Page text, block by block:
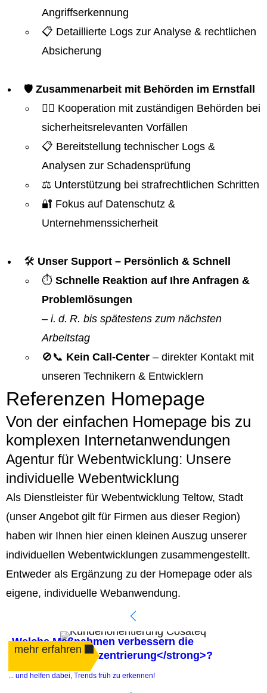
Angriffserkennung
📋 Detaillierte Logs zur Analyse & rechtlichen
Absicherung
🛡️ Zusammenarbeit mit Behörden im Ernstfall
👮‍♂️ Kooperation mit zuständigen Behörden bei
sicherheitsrelevanten Vorfällen
📋 Bereitstellung technischer Logs &
Analysen zur Schadensprüfung
⚖️ Unterstützung bei strafrechtlichen Schritten
🔐 Fokus auf Datenschutz &
Unternehmenssicherheit
🛠️ Unser Support – Persönlich & Schnell
⏱️ Schnelle Reaktion auf Ihre Anfragen &
Problemlösungen
– i. d. R. bis spätestens zum nächsten
Arbeitstag
🚫📞 Kein Call-Center – direkter Kontakt mit
unseren Technikern & Entwicklern
Referenzen Homepage
Von der einfachen Homepage bis zu
komplexen Internetanwendungen
Agentur für Webentwicklung: Unsere
individuelle Webentwicklung
Als Dienstleister für Webentwicklung Teltow, Stadt
(unser Angebot gilt für Firmen aus dieser Region)
haben wir Ihnen hier einen kleinen Auszug unserer
individuellen Webentwicklungen zusammengestellt.
Entweder als Ergänzung zu der Homepage oder als
eigene, individuelle Webanwendung.
Welche Maßnahmen verbessern die
<strong>Kundenzentrierung</strong>?
mehr erfahren
... und helfen dabei, Trends früh zu erkennen!